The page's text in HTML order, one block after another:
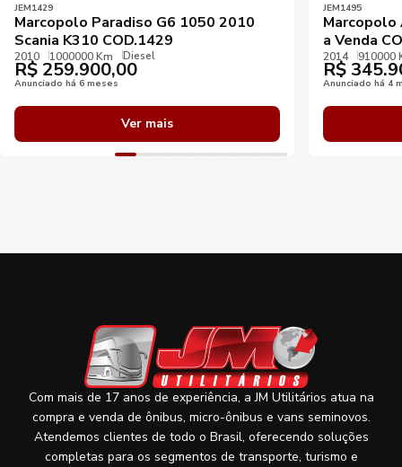
JEM1429
Marcopolo Paradiso G6 1050 2010
Scania K310 COD.1429
2010 1000000 Km Diesel
R$ 259.900,00
Anunciado há 6 meses
Ver mais
JEM1495
Marcopolo
a Venda
2014 910000
R$
Anunciado há 4
Com mais de 17 anos de experiência, a JM Utilitários atua na
compra e venda de ônibus, micro-ônibus e vans seminovos.
Atendemos clientes de todo o Brasil, oferecendo soluções
completas para os segmentos de transporte, turismo e